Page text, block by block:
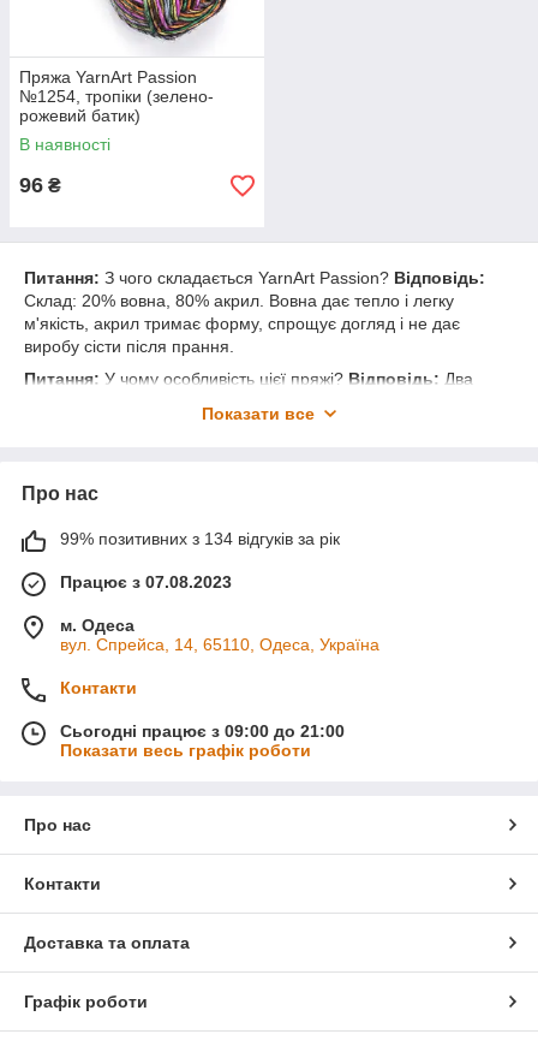
Пряжа YarnArt Passion
№1254, тропіки (зелено-
рожевий батик)
В наявності
96 ₴
Питання: З чого складається YarnArt Passion? Відповідь:
Склад: 20% вовна, 80% акрил. Вовна дає тепло і легку
м'якість, акрил тримає форму, спрощує догляд і не дає
виробу сісти після прання.
Питання: У чому особливість цієї пряжі? Відповідь: Два
полотна — воно не гладке, а з легкою текстурою, — і
Питання:
мотка по 100 г. На снуд — 1,5–2 мотки. На светр 44–46
розміру — близько 6 мотків.
Делікатний режим при 30°C або ручне прання. У складі є
вовна, тому гаряча вода небажана. Сушити горизонтально в
зберігають вигляд при тривалому носінні. Якщо є питання —
пишіть.
Показати все
Про нас
99% позитивних з 134 відгуків за рік
Працює з 07.08.2023
м. Одеса
вул. Спрейса, 14, 65110, Одеса, Україна
Контакти
Сьогодні працює з 09:00 до 21:00
Показати весь графік роботи
Про нас
Контакти
Доставка та оплата
Графік роботи